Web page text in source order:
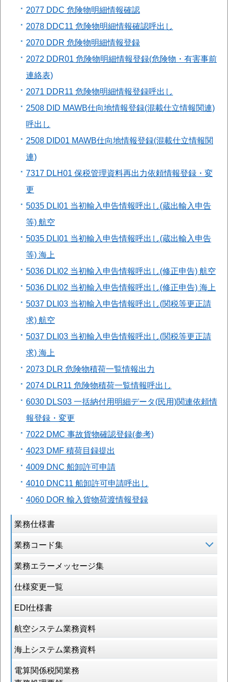
業務仕様書
業務コード集
業務エラーメッセージ集
仕様変更一覧
EDI仕様書
航空システム業務資料
海上システム業務資料
電算関係税関業務
2077 DDC 危険物明細情報確認
2078 DDC11 危険物明細情報確認呼出し
2070 DDR 危険物明細情報登録
2072 DDR01 危険物明細情報登録(危険物・有害事前
連絡表)
2071 DDR11 危険物明細情報登録呼出し
2508 DID MAWB仕向地情報登録(混載仕立情報関連)
呼出し
2508 DID01 MAWB仕向地情報登録(混載仕立情報関
連)
7317 DLH01 保税管理資料再出力依頼情報登録・変
更
5035 DLI01 当初輸入申告情報呼出し(蔵出輸入申告
等) 航空
5035 DLI01 当初輸入申告情報呼出し(蔵出輸入申告
等) 海上
5036 DLI02 当初輸入申告情報呼出し(修正申告) 航空
5036 DLI02 当初輸入申告情報呼出し(修正申告) 海上
5037 DLI03 当初輸入申告情報呼出し(関税等更正請
求) 航空
5037 DLI03 当初輸入申告情報呼出し(関税等更正請
求) 海上
2073 DLR 危険物積荷一覧情報出力
2074 DLR11 危険物積荷一覧情報呼出し
6030 DLS03 一括納付用明細データ(民用)関連依頼情
報登録・変更
7022 DMC 事故貨物確認登録(参考)
4023 DMF 積荷目録提出
4009 DNC 船卸許可申請
4010 DNC11 船卸許可申請呼出し
4060 DOR 輸入貨物荷渡情報登録